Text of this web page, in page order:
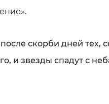
скорби дней тех,
и звезды спадут с